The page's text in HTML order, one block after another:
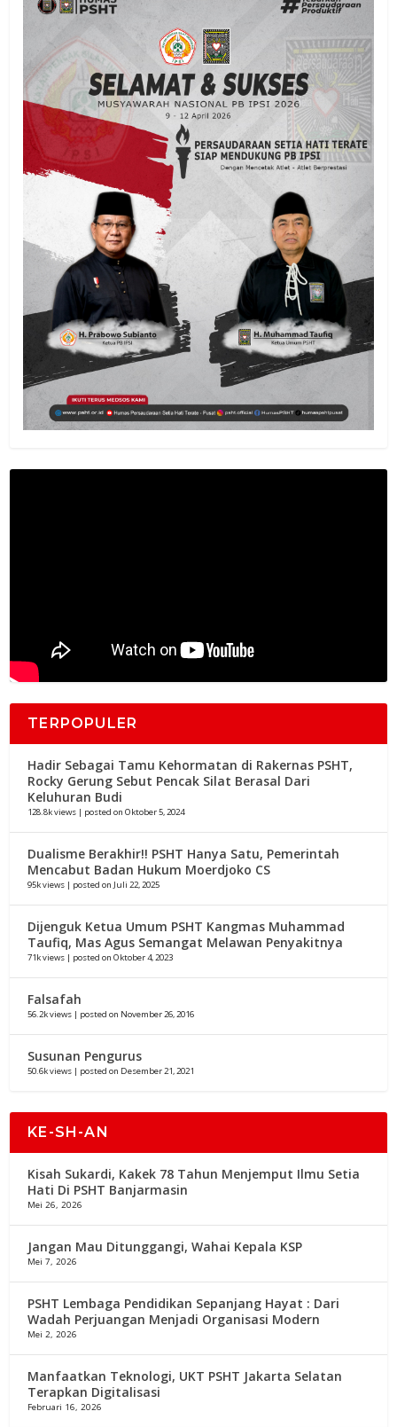
TERPOPULER
Hadir Sebagai Tamu Kehormatan di Rakernas PSHT,
Rocky Gerung Sebut Pencak Silat Berasal Dari
Keluhuran Budi
128.8k views | posted on Oktober 5, 2024
Dualisme Berakhir!! PSHT Hanya Satu, Pemerintah
Mencabut Badan Hukum Moerdjoko CS
95k views | posted on Juli 22, 2025
Dijenguk Ketua Umum PSHT Kangmas Muhammad
Taufiq, Mas Agus Semangat Melawan Penyakitnya
71k views | posted on Oktober 4, 2023
Falsafah
56.2k views | posted on November 26, 2016
Susunan Pengurus
50.6k views | posted on Desember 21, 2021
KE-SH-AN
Kisah Sukardi, Kakek 78 Tahun Menjemput Ilmu Setia
Hati Di PSHT Banjarmasin
Mei 26, 2026
Jangan Mau Ditunggangi, Wahai Kepala KSP
Mei 7, 2026
PSHT Lembaga Pendidikan Sepanjang Hayat : Dari
Wadah Perjuangan Menjadi Organisasi Modern
Mei 2, 2026
Manfaatkan Teknologi, UKT PSHT Jakarta Selatan
Terapkan Digitalisasi
Februari 16, 2026